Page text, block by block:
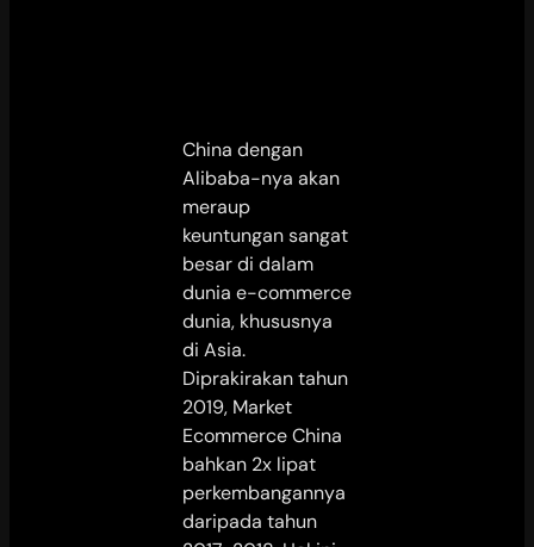
China dengan
Alibaba-nya akan
meraup
keuntungan sangat
besar di dalam
dunia e-commerce
dunia, khususnya
di Asia.
Diprakirakan tahun
2019, Market
Ecommerce China
bahkan 2x lipat
perkembangannya
daripada tahun